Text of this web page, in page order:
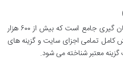
BackWPup یک افزونه پشتیبان گیری جامع است که بیش از ۶۰۰ هزار
تمامی اجزای سایت و گزینه های
معتبر شناخته می شود.